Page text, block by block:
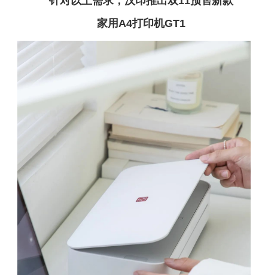
家用A4打印机GT1